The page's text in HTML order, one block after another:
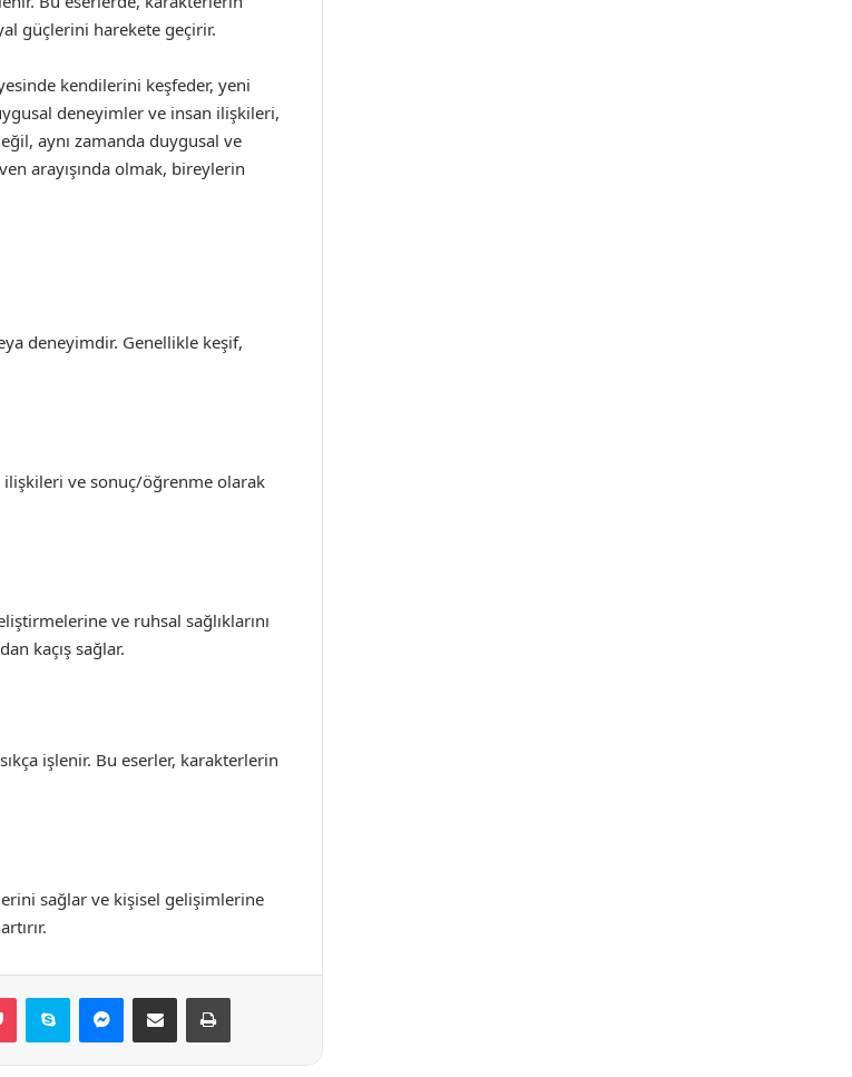
güçlerini harekete geçirir.
kendilerini keşfeder, yeni
deneyimler ve insan ilişkileri,
aynı zamanda duygusal ve
arayışında olmak, bireylerin
deneyimdir. Genellikle keşif,
ilişkileri ve sonuç/öğrenme olarak
ve ruhsal sağlıklarını
kaçış sağlar.
işlenir. Bu eserler, karakterlerin
sağlar ve kişisel gelişimlerine
Pocket Skype Messenger
E-Posta ile paylaş Yazdır